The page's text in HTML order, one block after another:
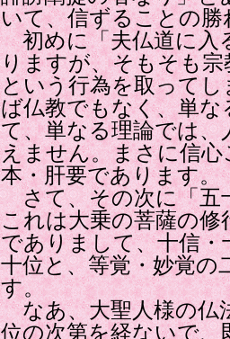
いて、信ずることの
初めに「夫仏道に入
りますが、そもそも
という行為を取って
ば仏教でもなく、単
て、単なる理論では
えません。まさに信
本・肝要であります。
さて、その次に「五
これは大乗の菩薩の
でありまして、十信・
十位と、等覚・妙覚
す。
なあ、大聖人様の仏
位の次第を経ないで